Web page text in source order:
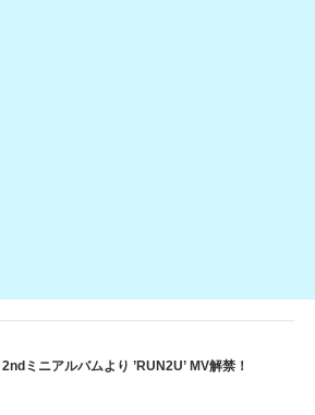
ミニアルバムより ’RUN2U’ MV解禁！